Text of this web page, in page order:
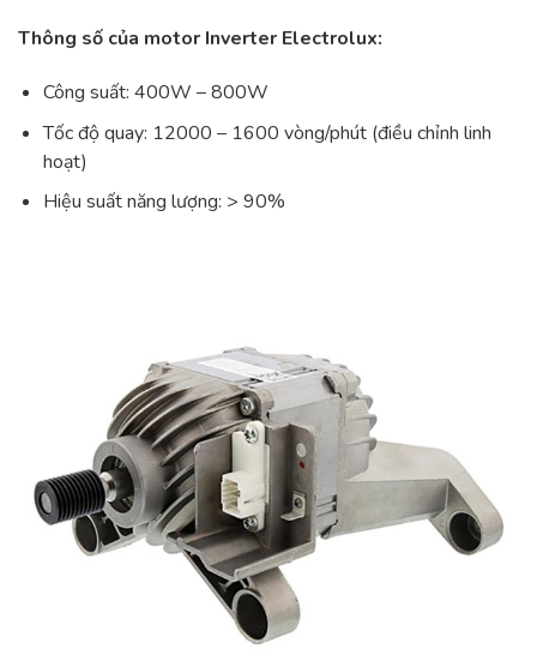
Thông số của motor Inverter Electrolux:
Công suất: 400W – 800W
Tốc độ quay: 12000 – 1600 vòng/phút (điều chỉnh linh
hoạt)
Hiệu suất năng lượng: > 90%